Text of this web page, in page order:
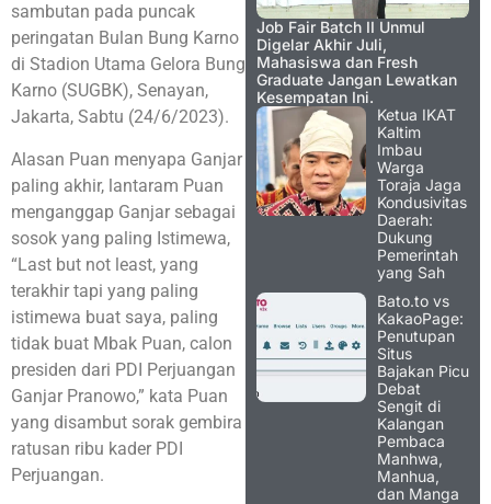
sambutan pada puncak
peringatan Bulan Bung Karno
di Stadion Utama Gelora Bung
Karno (SUGBK), Senayan,
Jakarta, Sabtu (24/6/2023).
Alasan Puan menyapa Ganjar
paling akhir, lantaram Puan
menganggap Ganjar sebagai
sosok yang paling Istimewa,
“Last but not least, yang
terakhir tapi yang paling
istimewa buat saya, paling
tidak buat Mbak Puan, calon
presiden dari PDI Perjuangan
Ganjar Pranowo,” kata Puan
yang disambut sorak gembira
ratusan ribu kader PDI
Perjuangan.
Job Fair Batch II Unmul
Digelar Akhir Juli,
Mahasiswa dan Fresh
Graduate Jangan Lewatkan
Kesempatan Ini.
Ketua IKAT
Kaltim
Imbau
Warga
Toraja Jaga
Kondusivitas
Daerah:
Dukung
Pemerintah
yang Sah
Bato.to vs
KakaoPage:
Penutupan
Situs
Bajakan Picu
Debat
Sengit di
Kalangan
Pembaca
Manhwa,
Manhua,
dan Manga